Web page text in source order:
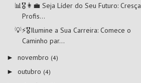
📊🎖️👩‍💼 Seja Líder do Seu Futuro: Cresça
Profis...
💡⚡🎖️Ilumine a Sua Carreira: Comece o
Caminho par...
►novembro (4)
►outubro (4)